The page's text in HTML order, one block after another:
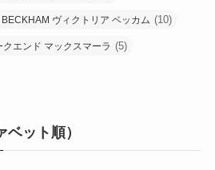
ヴィクトリア ベッカム (10)
エンド マックスマーラ (5)
ット順）